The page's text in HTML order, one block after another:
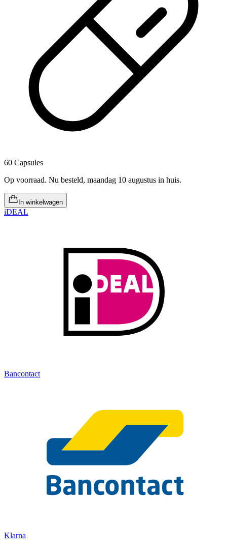
60 Capsules
Op voorraad. Nu besteld, maandag 10 augustus in huis.
In winkelwagen
iDEAL
Bancontact
Klarna